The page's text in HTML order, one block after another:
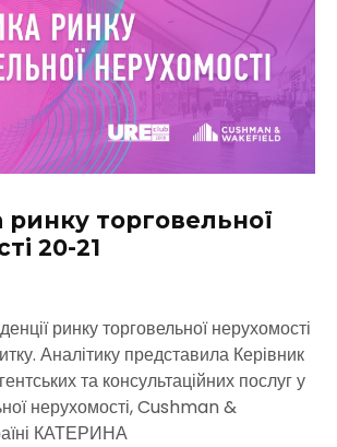
ринку торговельної
20-21
ринку торговельної нерухомості
Аналітику представила Керівник
та консультаційних послуг у
нерухомості, Cushman &
КАТЕРИНА